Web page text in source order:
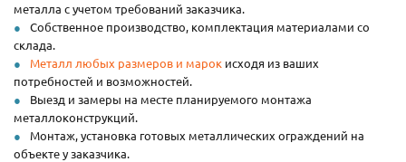
металла с учетом требований заказчика.
Собственное производство, комплектация материалами со
склада.
Металл любых размеров и марок исходя из ваших
потребностей и возможностей.
Выезд и замеры на месте планируемого монтажа
металлоконструкций.
Монтаж, установка готовых металлических ограждений на
объекте у заказчика.